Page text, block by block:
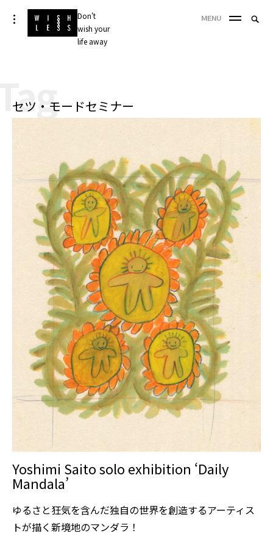
Skip
to
Don't
wish your
life away
toggle
open/close
sidebar
MENU
セツ・モードセミナー
Yoshimi Saito solo exhibition ‘Daily
Mandala’
ゆるさと狂気を含んだ独自の世界を創造するアーティス
トが描く新境地のマンダラ！